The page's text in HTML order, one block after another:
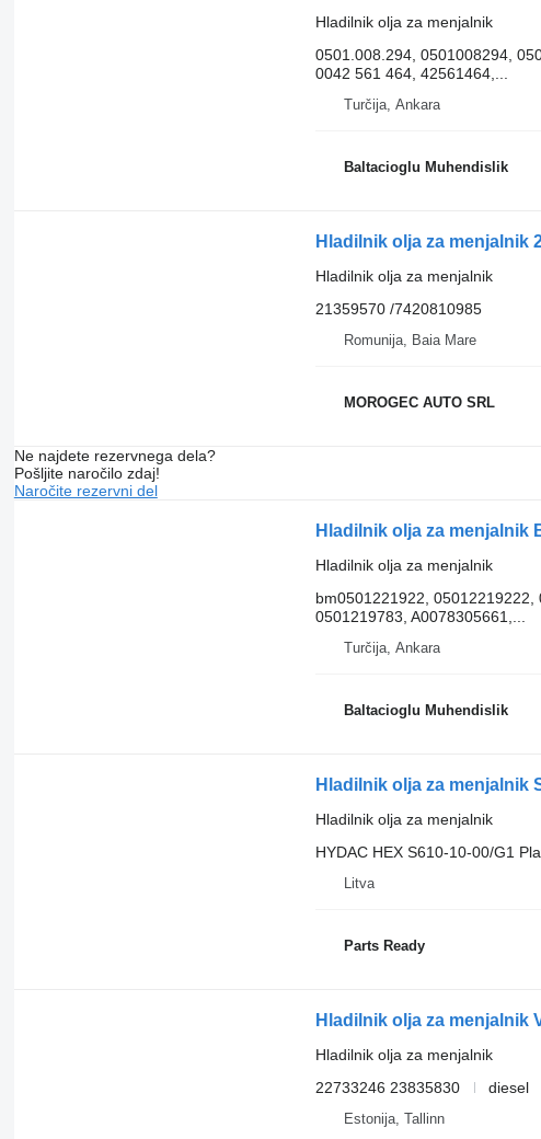
Hladilnik olja za menjalnik
0501.008.294, 0501008294,
0042 561 464, 42561464,...
Turčija, Ankara
Baltacioglu Muhendislik
Hladilnik olja za menjalnik
Hladilnik olja za menjalnik
21359570 /7420810985
Romunija, Baia Mare
MOROGEC AUTO SRL
Ne najdete rezervnega dela?
Pošljite naročilo zdaj!
Naročite rezervni del
Hladilnik olja za menjalnik
Hladilnik olja za menjalnik
bm0501221922, 05012219222,
0501219783, A0078305661,...
Turčija, Ankara
Baltacioglu Muhendislik
Hladilnik olja za menjalnik
Hladilnik olja za menjalnik
HYDAC HEX S610-10-00/G1
Litva
Parts Ready
Hladilnik olja za menjalnik
Hladilnik olja za menjalnik
22733246 23835830
diesel
Estonija, Tallinn